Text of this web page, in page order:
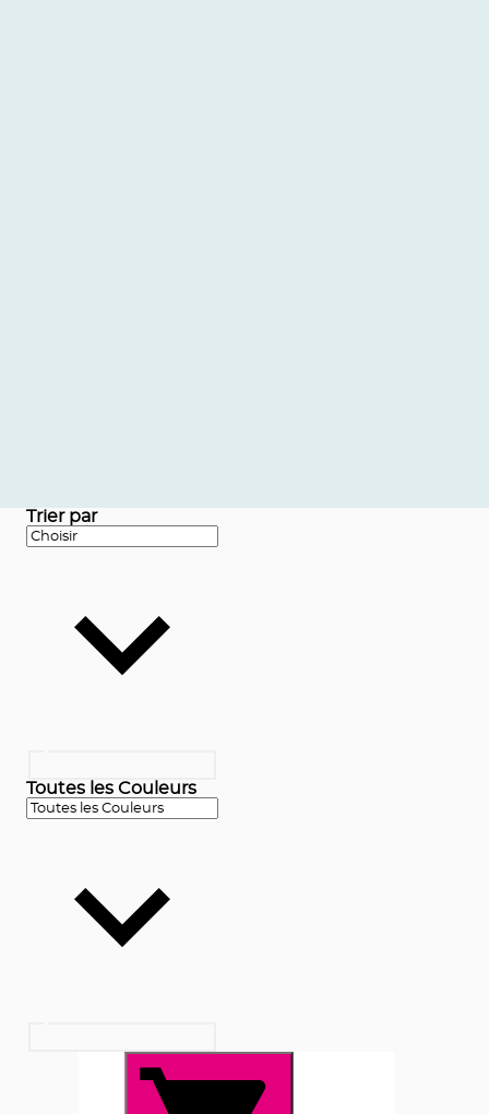
Trier par
Toutes les Couleurs